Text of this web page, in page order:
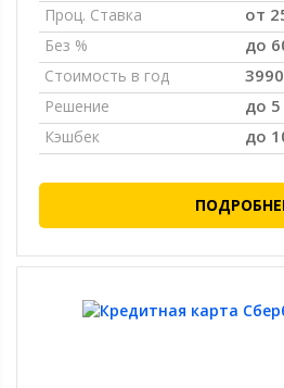
Проц. Ставка от
Без % до
Стоимость в год
Решение до
Кэшбек до